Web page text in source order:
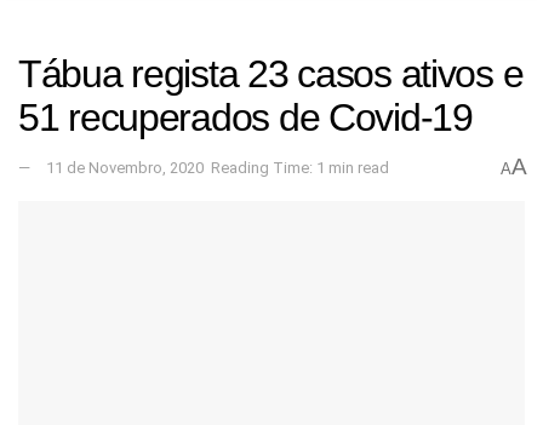
Tábua regista 23 casos ativos e
51 recuperados de Covid-19
11 de Novembro, 2020 Reading Time: 1 min read AA